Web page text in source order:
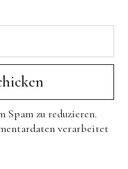
zu reduzieren.
verarbeitet